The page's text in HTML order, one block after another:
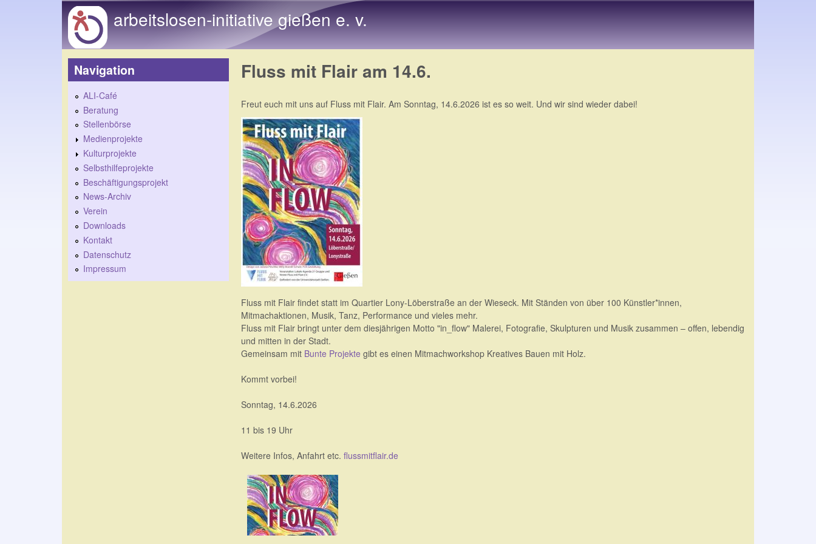
arbeitslosen-initiative gießen e. v.
Fluss mit Flair am 14.6.
Freut euch mit uns auf Fluss mit Flair. Am Sonntag, 14.6.2026 ist es so weit. Und wir sind wieder dabei!
Fluss mit Flair findet statt im Quartier Lony-Löberstraße an der Wieseck. Mit Ständen von über 100 Künstler*innen,
Mitmachaktionen, Musik, Tanz, Performance und vieles mehr.
Fluss mit Flair bringt unter dem diesjährigen Motto "in_flow" Malerei, Fotografie, Skulpturen und Musik zusammen – offen, lebendig
und mitten in der Stadt.
Gemeinsam mit Bunte Projekte gibt es einen Mitmachworkshop Kreatives Bauen mit Holz.
Kommt vorbei!
Sonntag, 14.6.2026
11 bis 19 Uhr
Weitere Infos, Anfahrt etc. flussmitflair.de
Navigation
ALI-Café
Beratung
Stellenbörse
Medienprojekte
Kulturprojekte
Selbsthilfeprojekte
Beschäftigungsprojekt
News-Archiv
Verein
Downloads
Kontakt
Datenschutz
Impressum